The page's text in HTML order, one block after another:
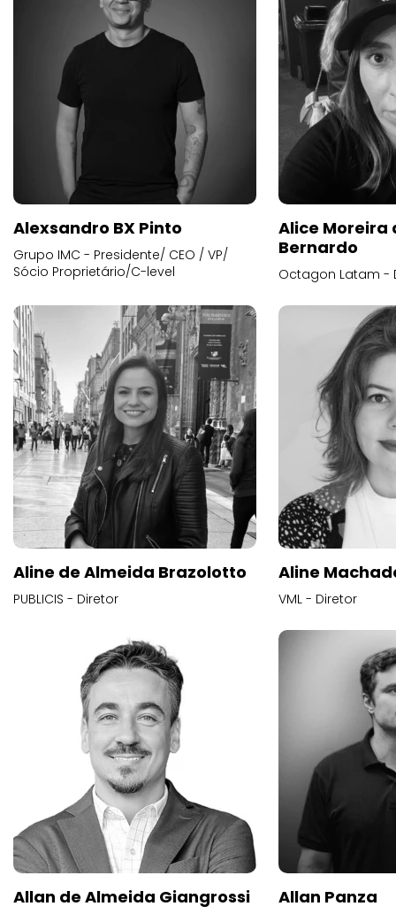
Alexsandro BX Pinto
Grupo IMC - Presidente/ CEO / VP/
Sócio Proprietário/C-level
Alice
Bernardo
Octagon Latam -
Aline de Almeida Brazolotto
PUBLICIS - Diretor
Aline
VML - Diretor
Allan de Almeida Giangrossi Allan Panza